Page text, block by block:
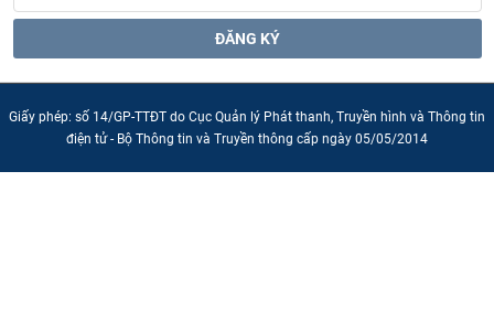
ĐẢM BẢO CHẤT LƯỢNG
KHOA HỌC CÔNG NGHỆ
HTQT
ĐĂNG KÝ
Giấy phép: số 14/GP-TTĐT do Cục Quản lý Phát thanh, Truyền hình và Thông tin
điện tử - Bộ Thông tin và Truyền thông cấp ngày 05/05/2014